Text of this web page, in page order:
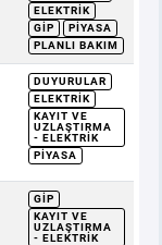
ELEKTRIK
GİP
PIYASA
PLANLI BAKIM
DUYURULAR
ELEKTRIK
KAYIT VE
UZLAŞTIRMA
- ELEKTRIK
PIYASA
GİP
KAYIT VE
UZLAŞTIRMA
- ELEKTRIK